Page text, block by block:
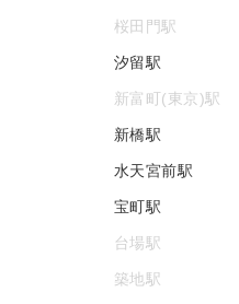
桜田門駅
汐留駅
新富町(東京)駅
新橋駅
水天宮前駅
宝町駅
台場駅
築地駅